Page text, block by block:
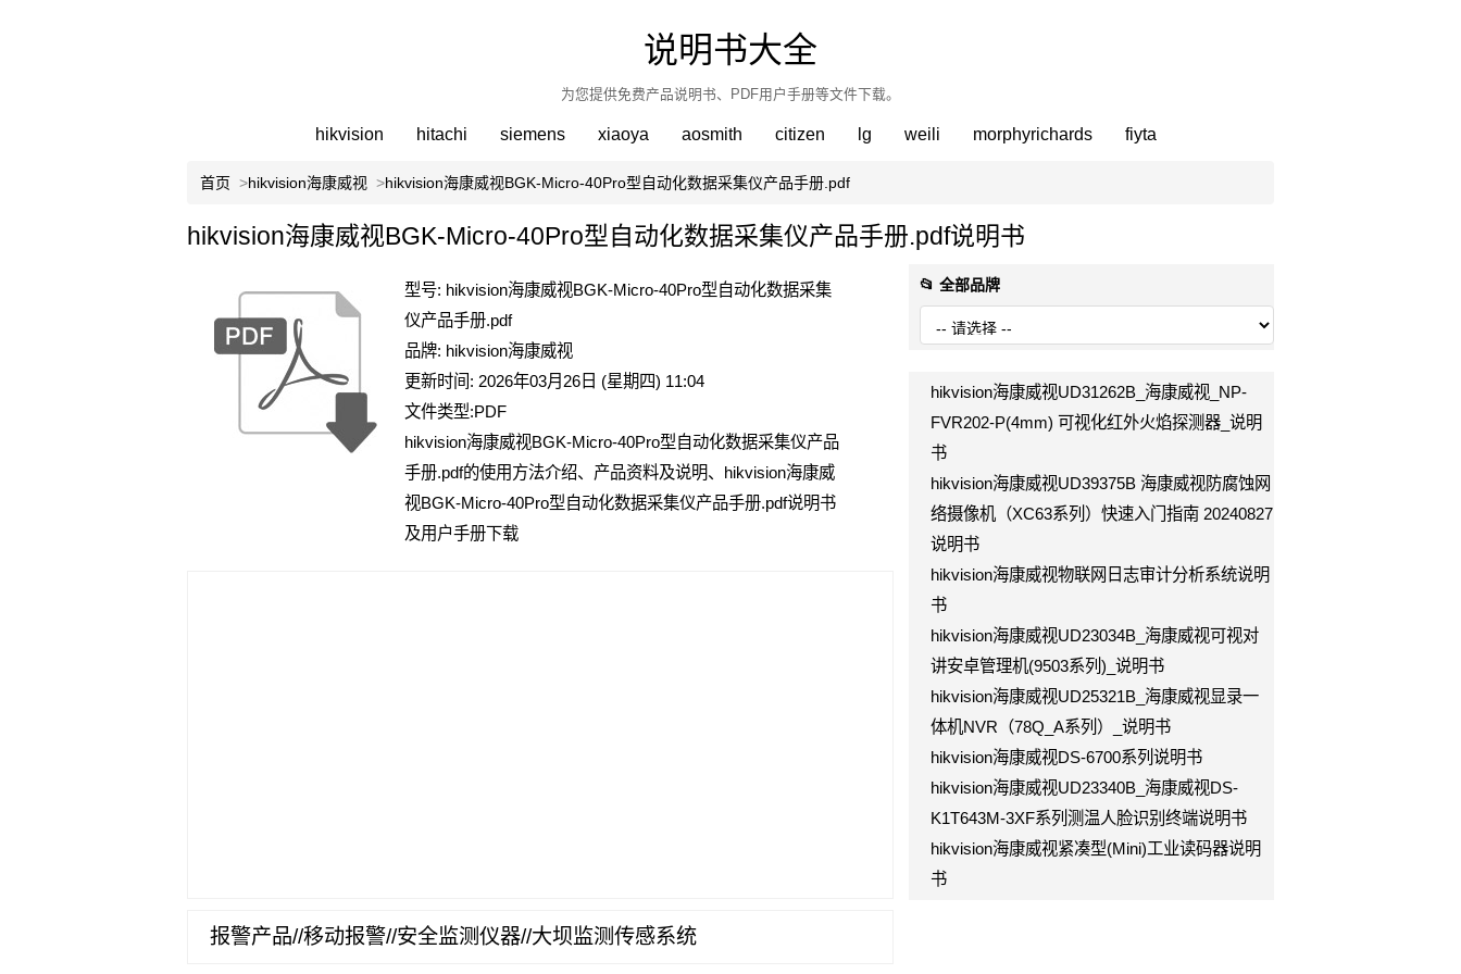
说明书大全
为您提供免费产品说明书、PDF用户手册等文件下载。
hikvision hitachi siemens xiaoya aosmith citizen lg weili morphyrichards fiyta
首页 >hikvision海康威视 >hikvision海康威视BGK-Micro-40Pro型自动化数据采集仪产品手册.pdf
hikvision海康威视BGK-Micro-40Pro型自动化数据采集仪产品手册.pdf说明书
型号: hikvision海康威视BGK-Micro-40Pro型自动化数据采集
仪产品手册.pdf
品牌: hikvision海康威视
更新时间: 2026年03月26日 (星期四) 11:04
文件类型:PDF
hikvision海康威视BGK-Micro-40Pro型自动化数据采集仪产品
手册.pdf的使用方法介绍、产品资料及说明、hikvision海康威
视BGK-Micro-40Pro型自动化数据采集仪产品手册.pdf说明书
及用户手册下载
报警产品//移动报警//安全监测仪器//大坝监测传感系统
📂 全部品牌
hikvision海康威视UD31262B_海康威视_NP-
FVR202-P(4mm) 可视化红外火焰探测器_说明
书
hikvision海康威视UD39375B 海康威视防腐蚀网
络摄像机（XC63系列）快速入门指南 20240827
说明书
hikvision海康威视物联网日志审计分析系统说明
书
hikvision海康威视UD23034B_海康威视可视对
讲安卓管理机(9503系列)_说明书
hikvision海康威视UD25321B_海康威视显录一
体机NVR（78Q_A系列）_说明书
hikvision海康威视DS-6700系列说明书
hikvision海康威视UD23340B_海康威视DS-
K1T643M-3XF系列测温人脸识别终端说明书
hikvision海康威视紧凑型(Mini)工业读码器说明
书